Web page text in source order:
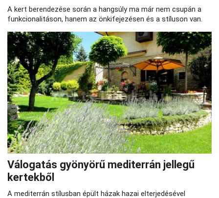
A kert berendezése során a hangsúly ma már nem csupán a
funkcionalitáson, hanem az önkifejezésen és a stíluson van.
Válogatás gyönyörű mediterrán jellegű
kertekből
A mediterrán stílusban épült házak hazai elterjedésével